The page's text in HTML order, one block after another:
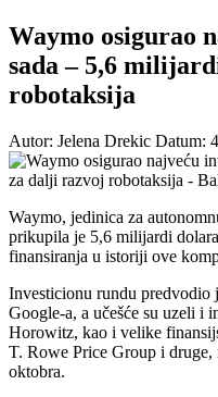
Waymo osigurao
sada – 5,6
robotaksija
Autor: Jelena Drekic Datum:
Waymo, jedinica za
prikupila je 5,6 milijardi
finansiranja u istoriji ove
Investicionu rundu predvodio
Google-a, a učešće su uzeli i
Horowitz, kao i velike
T. Rowe Price Group i druge,
oktobra.